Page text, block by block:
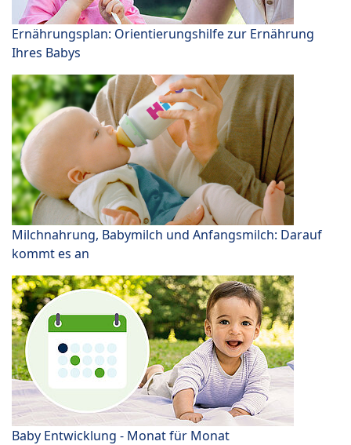
Ernährungsplan: Orientierungshilfe zur Ernährung
Ihres Babys
Milchnahrung, Babymilch und Anfangsmilch: Darauf
kommt es an
Baby Entwicklung - Monat für Monat